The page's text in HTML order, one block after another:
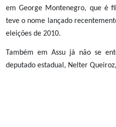
em George Montenegro, que é
teve o nome lançado
eleições de 2010.
Também em Assu já não se
deputado estadual, Nelter